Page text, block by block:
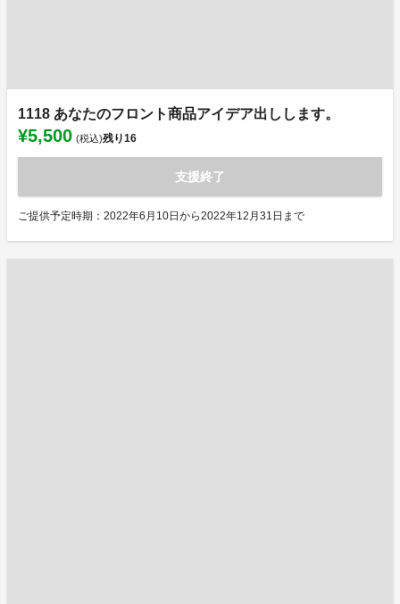
1118 あなたのフロント商品アイデア出しします。
¥5,500 (税込)残り16
支援終了
ご提供予定時期：2022年6月10日から2022年12月31日まで